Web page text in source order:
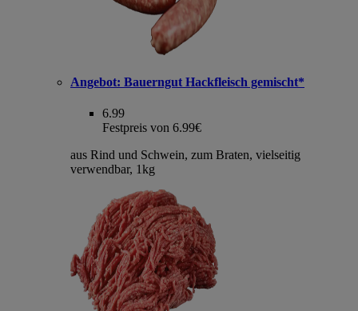
Angebot: Bauerngut Hackfleisch gemischt*
6.99
Festpreis von 6.99€
aus Rind und Schwein, zum Braten, vielseitig
verwendbar, 1kg